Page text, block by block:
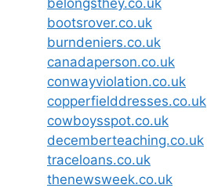
bootsrover.co.uk
burndeniers.co.uk
canadaperson.co.uk
conwayviolation.co.uk
copperfielddresses.co.uk
cowboysspot.co.uk
decemberteaching.co.uk
traceloans.co.uk
thenewsweek.co.uk